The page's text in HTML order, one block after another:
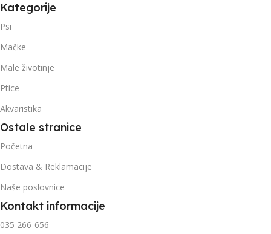
Kategorije
Psi
Mačke
Male životinje
Ptice
Akvaristika
Ostale stranice
Početna
Dostava & Reklamacije
Naše poslovnice
Kontakt informacije
035 266-656